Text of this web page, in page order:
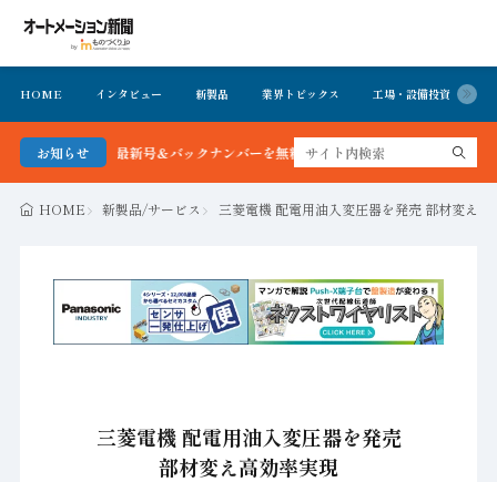
HOME インタビュー 新製品 業界トピックス 工場・設備投資
お知らせ
ン新聞 最新号＆バックナンバーを無料で公開中 詳細はこちら
HOME 新製品/サービス 三菱電機 配電用油入変圧器を発売 部材変え高
三菱電機 配電用油入変圧器を発売
部材変え高効率実現